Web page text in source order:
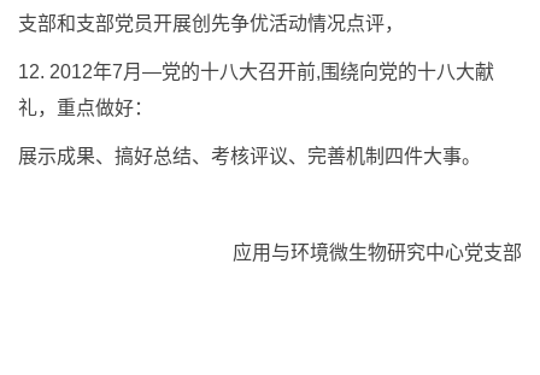
支部和支部党员开展创先争优活动情况点评，
12. 2012年7月—党的十八大召开前,围绕向党的十八大献
礼，重点做好：
展示成果、搞好总结、考核评议、完善机制四件大事。
应用与环境微生物研究中心党支部